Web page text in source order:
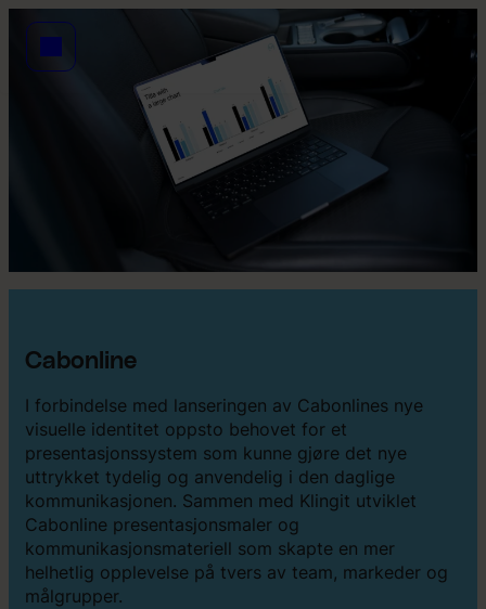
Cabonline
I forbindelse med lanseringen av Cabonlines nye
visuelle identitet oppsto behovet for et
presentasjonssystem som kunne gjøre det nye
uttrykket tydelig og anvendelig i den daglige
kommunikasjonen. Sammen med Klingit utviklet
Cabonline presentasjonsmaler og
kommunikasjonsmateriell som skapte en mer
helhetlig opplevelse på tvers av team, markeder og
målgrupper.